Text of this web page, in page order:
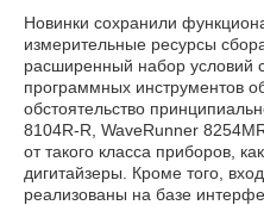
Новинки сохранили
измерительные ресурсы
расширенный набор условий
программных инструментов
обстоятельство
8104R-R, WaveRunner
от такого класса приборов,
дигитайзеры. Кроме того,
реализованы на базе